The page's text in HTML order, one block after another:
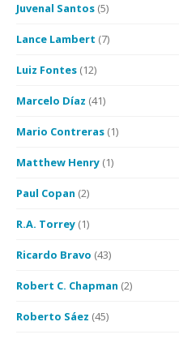
Juvenal Santos (5)
Lance Lambert (7)
Luiz Fontes (12)
Marcelo Díaz (41)
Mario Contreras (1)
Matthew Henry (1)
Paul Copan (2)
R.A. Torrey (1)
Ricardo Bravo (43)
Robert C. Chapman (2)
Roberto Sáez (45)